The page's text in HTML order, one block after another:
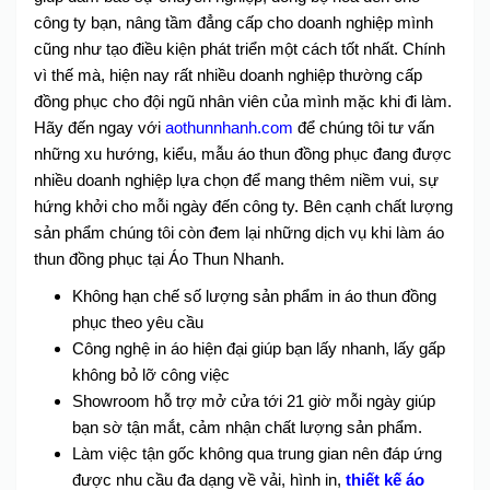
công ty bạn, nâng tầm đẳng cấp cho doanh nghiệp mình
cũng như tạo điều kiện phát triển một cách tốt nhất. Chính
vì thế mà, hiện nay rất nhiều doanh nghiệp thường cấp
đồng phục cho đội ngũ nhân viên của mình mặc khi đi làm.
Hãy đến ngay với aothunnhanh.com để chúng tôi tư vấn
những xu hướng, kiểu, mẫu áo thun đồng phục đang được
nhiều doanh nghiệp lựa chọn để mang thêm niềm vui, sự
hứng khởi cho mỗi ngày đến công ty. Bên cạnh chất lượng
sản phẩm chúng tôi còn đem lại những dịch vụ khi làm áo
thun đồng phục tại Áo Thun Nhanh.
Không hạn chế số lượng sản phẩm in áo thun đồng
phục theo yêu cầu
Công nghệ in áo hiện đại giúp bạn lấy nhanh, lấy gấp
không bỏ lỡ công việc
Showroom hỗ trợ mở cửa tới 21 giờ mỗi ngày giúp
bạn sờ tận mắt, cảm nhận chất lượng sản phẩm.
Làm việc tận gốc không qua trung gian nên đáp ứng
được nhu cầu đa dạng về vải, hình in, thiết kế áo